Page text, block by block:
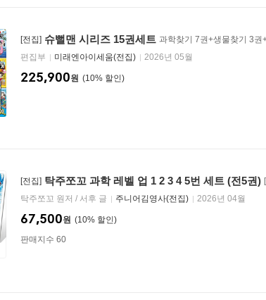
[전집] 슈뻘맨 시리즈 15권세트 과학찾기 7권+생물찾기 3권
편집부
미래엔아이세움(전집) 2026년 05월
10%
225,900원
[전집] 탁주쪼꼬 과학 레벨 업 1 2 3 4 5번 세트 (전5권)
탁주쪼꼬 원저 / 서후 글
주니어김영사(전집) 2026년 04월
10%
67,500원
판매지수 60